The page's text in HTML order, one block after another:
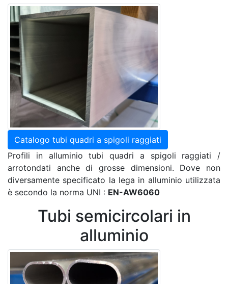
Catalogo tubi quadri a spigoli raggiati
Profili in alluminio tubi quadri a spigoli raggiati /
arrotondati anche di grosse dimensioni. Dove non
diversamente specificato la lega in alluminio utilizzata
è secondo la norma UNI : EN-AW6060
Tubi semicircolari in
alluminio